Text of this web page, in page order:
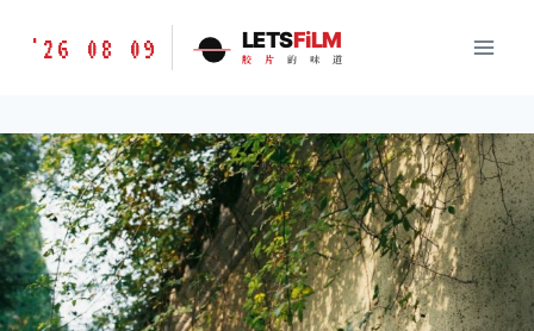
胶
味
道
LETSFILM
'26 08 09 LETSFiLM
胶 片 的 味 道